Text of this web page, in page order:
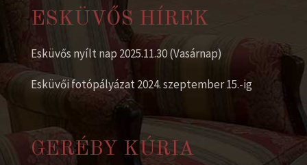
ESKÜVŐS HÍREK
Esküvős nyílt nap 2025.11.30 (Vasárnap)
Esküvői fotópályázat 2024. szeptember 15.-ig
GERÉBY KÚRIA